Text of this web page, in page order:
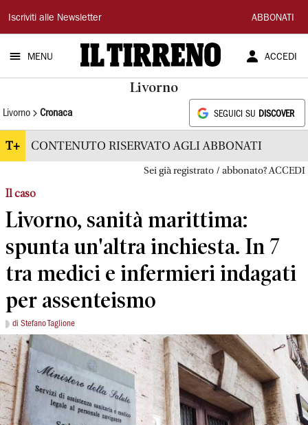
Il
Tirreno
Iscriviti alle Newsletter ABBONATI
MENU ACCEDI
Livorno
Livorno Cronaca SEGUICI SU DISCOVER
T+ CONTENUTO RISERVATO AGLI ABBONATI
Sei già registrato / abbonato? ACCEDI
Il caso
Livorno, sanità marittima:
spunta un'altra inchiesta. In 7
tra medici e infermieri indagati
per assenteismo
di Stefano Taglione